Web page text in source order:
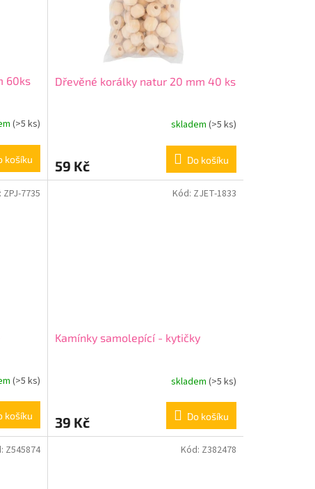
60ks
(>5 ks)
košíku
Dřevěné korálky natur 20 mm 40 ks
skladem (>5 ks)
59 Kč Do košíku
(>5 ks)
košíku
ZPJ-7735
Kamínky samolepící - kytičky
skladem (>5 ks)
39 Kč Do košíku
Kód: ZJET-1833
Z545874 Kód: Z382478